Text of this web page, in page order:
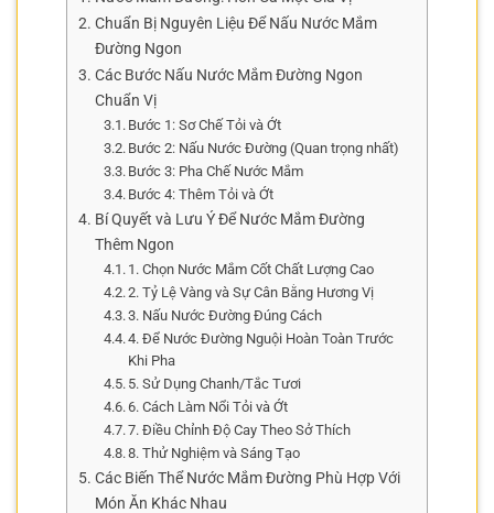
Chuẩn Bị Nguyên Liệu Để Nấu Nước Mắm
Đường Ngon
Các Bước Nấu Nước Mắm Đường Ngon
Chuẩn Vị
Bước 1: Sơ Chế Tỏi và Ớt
Bước 2: Nấu Nước Đường (Quan trọng nhất)
Bước 3: Pha Chế Nước Mắm
Bước 4: Thêm Tỏi và Ớt
Bí Quyết và Lưu Ý Để Nước Mắm Đường
Thêm Ngon
1. Chọn Nước Mắm Cốt Chất Lượng Cao
2. Tỷ Lệ Vàng và Sự Cân Bằng Hương Vị
3. Nấu Nước Đường Đúng Cách
4. Để Nước Đường Nguội Hoàn Toàn Trước
Khi Pha
5. Sử Dụng Chanh/Tắc Tươi
6. Cách Làm Nổi Tỏi và Ớt
7. Điều Chỉnh Độ Cay Theo Sở Thích
8. Thử Nghiệm và Sáng Tạo
Các Biến Thể Nước Mắm Đường Phù Hợp Với
Món Ăn Khác Nhau